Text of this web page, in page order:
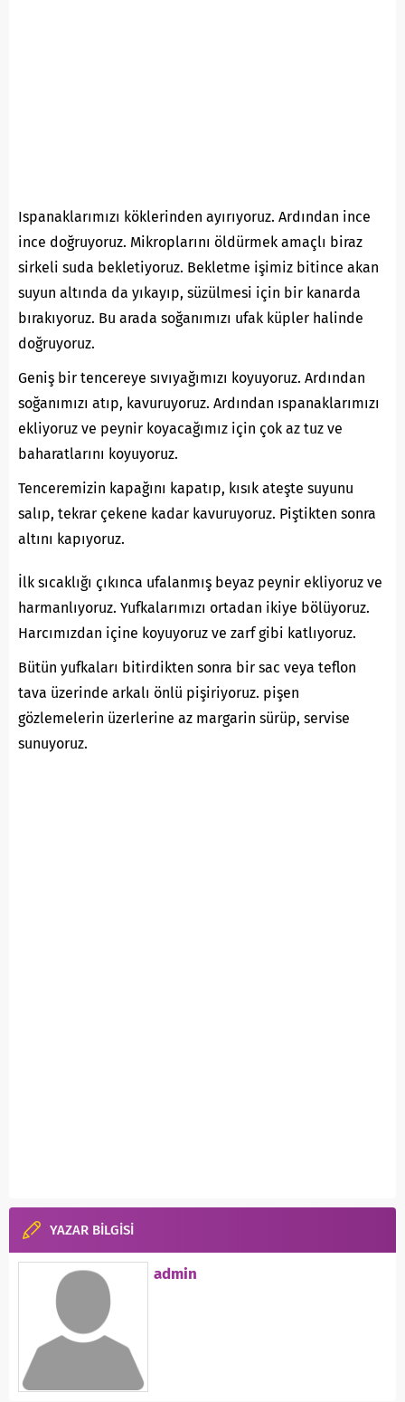
Ispanaklarımızı köklerinden ayırıyoruz. Ardından ince
ince doğruyoruz. Mikroplarını öldürmek amaçlı biraz
sirkeli suda bekletiyoruz. Bekletme işimiz bitince akan
suyun altında da yıkayıp, süzülmesi için bir kanarda
bırakıyoruz. Bu arada soğanımızı ufak küpler halinde
doğruyoruz.
Geniş bir tencereye sıvıyağımızı koyuyoruz. Ardından
soğanımızı atıp, kavuruyoruz. Ardından ıspanaklarımızı
ekliyoruz ve peynir koyacağımız için çok az tuz ve
baharatlarını koyuyoruz.
Tenceremizin kapağını kapatıp, kısık ateşte suyunu
salıp, tekrar çekene kadar kavuruyoruz. Piştikten sonra
altını kapıyoruz.
İlk sıcaklığı çıkınca ufalanmış beyaz peynir ekliyoruz ve
harmanlıyoruz. Yufkalarımızı ortadan ikiye bölüyoruz.
Harcımızdan içine koyuyoruz ve zarf gibi katlıyoruz.
Bütün yufkaları bitirdikten sonra bir sac veya teflon
tava üzerinde arkalı önlü pişiriyoruz. pişen
gözlemelerin üzerlerine az margarin sürüp, servise
sunuyoruz.
YAZAR BİLGİSİ
admin